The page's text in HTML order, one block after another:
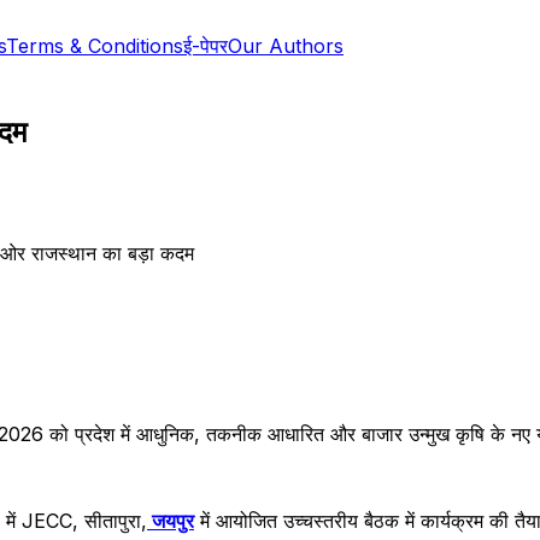
Terms & Conditionsई-पेपरOur Authors
राजस्थान का बड़ा कदम
2026 को प्रदेश में आधुनिक, तकनीक आधारित और बाजार उन्मुख कृषि के
JECC, सीतापुरा, जयपुरमें आयोजित उच्चस्तरीय बैठक में कार्यक्रम की